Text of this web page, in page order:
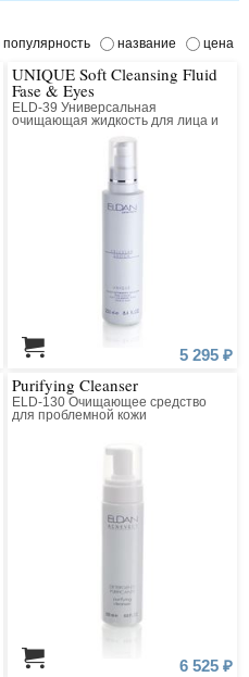
популярность название цена
UNIQUE Soft Cleansing Fluid
Fase & Eyes
ELD-39 Универсальная
очищающая жидкость для лица и
5 295 ₽
Purifying Cleanser
ELD-130 Очищающее средство
для проблемной кожи
6 525 ₽